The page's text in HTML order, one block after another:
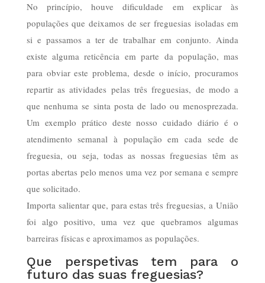
No princípio, houve dificuldade em explicar às
populações que deixamos de ser freguesias isoladas em
si e passamos a ter de trabalhar em conjunto. Ainda
existe alguma reticência em parte da população, mas
para obviar este problema, desde o início, procuramos
repartir as atividades pelas três freguesias, de modo a
que nenhuma se sinta posta de lado ou menosprezada.
Um exemplo prático deste nosso cuidado diário é o
atendimento semanal à população em cada sede de
freguesia, ou seja, todas as nossas freguesias têm as
portas abertas pelo menos uma vez por semana e sempre
que solicitado.
Importa salientar que, para estas três freguesias, a União
foi algo positivo, uma vez que quebramos algumas
barreiras físicas e aproximamos as populações.
Que perspetivas tem para o
futuro das suas freguesias?